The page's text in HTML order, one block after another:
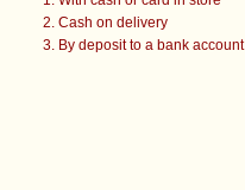
Cash on delivery
By deposit to a bank account